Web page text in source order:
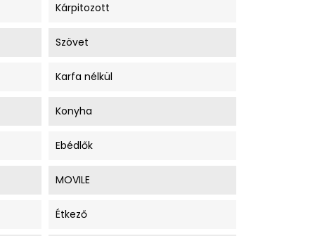
Kárpitozott
Szövet
Karfa nélkül
Konyha
Ebédlők
MOVILE
Étkező